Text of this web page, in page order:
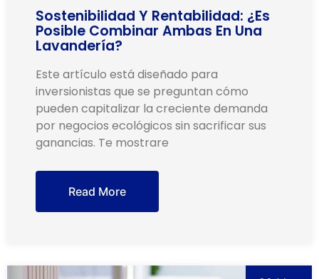
Sostenibilidad Y Rentabilidad: ¿Es
Posible Combinar Ambas En Una
Lavandería?
Este artículo está diseñado para
inversionistas que se preguntan cómo
pueden capitalizar la creciente demanda
por negocios ecológicos sin sacrificar sus
ganancias. Te mostrare
Read More